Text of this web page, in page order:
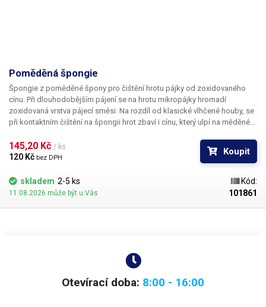
Poměděná špongie
Špongie z poměděné špony pro čištění hrotu pájky od zoxidovaného
cínu. Při dlouhodobějším pájení se na hrotu mikropájky hromadí
zoxidovaná vrstva pájecí směsi. Na rozdíl od klasické vlhčené houby, se
při kontaktním čištění na špongii hrot zbaví i cínu, který ulpí na měděném
spolehlivě a rychle vyčistí hrot každé mikropájky. Špongie není
celoměděná, neboť extrémní teplotní vodivost mědi by způsobovala
je vyrobena z ocelové špony, jíž je poměděním povrchu propůjčena
výborná smáčivost. Materiál je feromagnetický. Ideální pro aplikace, kde
145,20 Kč / ks
120 Kč bez DPH
Koupit
skladem 2-5 ks
11.08.2026 může být u Vás
Kód:
101861
Otevírací doba: 8:00 - 16:00